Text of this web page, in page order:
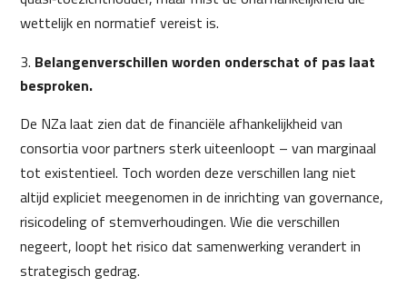
wettelijk en normatief vereist is.
Belangenverschillen worden onderschat of pas laat
besproken.
De NZa laat zien dat de financiële afhankelijkheid van
consortia voor partners sterk uiteenloopt – van marginaal
tot existentieel. Toch worden deze verschillen lang niet
altijd expliciet meegenomen in de inrichting van governance,
risicodeling of stemverhoudingen. Wie die verschillen
negeert, loopt het risico dat samenwerking verandert in
strategisch gedrag.